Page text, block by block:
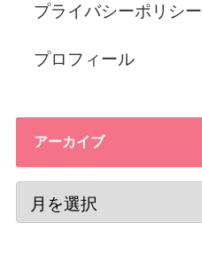
プライバシーポリシー
プロフィール
アーカイブ